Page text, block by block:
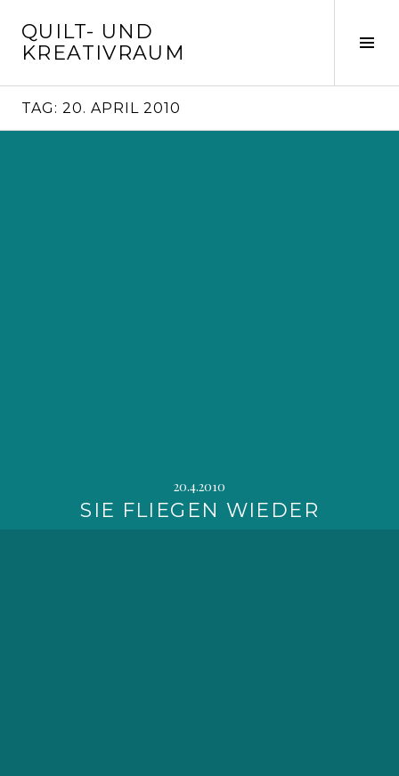
zum
Inhalt
QUILT- UND
KREATIVRAUM
TAG: 20. APRIL 2010
20.4.2010
SIE FLIEGEN WIEDER